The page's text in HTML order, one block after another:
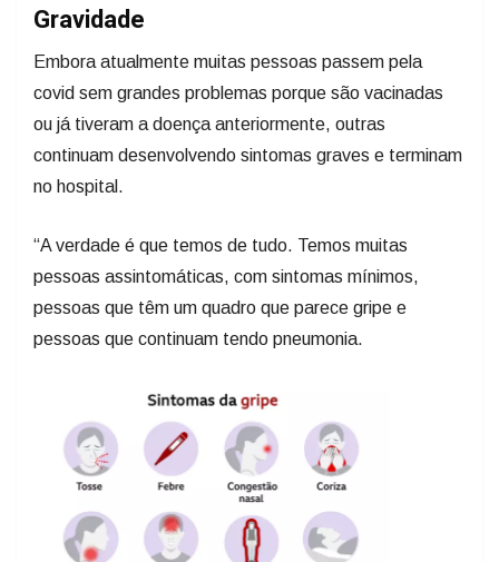
Gravidade
Embora atualmente muitas pessoas passem pela
covid sem grandes problemas porque são vacinadas
ou já tiveram a doença anteriormente, outras
continuam desenvolvendo sintomas graves e terminam
no hospital.
“A verdade é que temos de tudo. Temos muitas
pessoas assintomáticas, com sintomas mínimos,
pessoas que têm um quadro que parece gripe e
pessoas que continuam tendo pneumonia.